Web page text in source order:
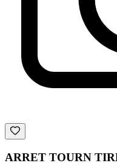
ARRET TOURN